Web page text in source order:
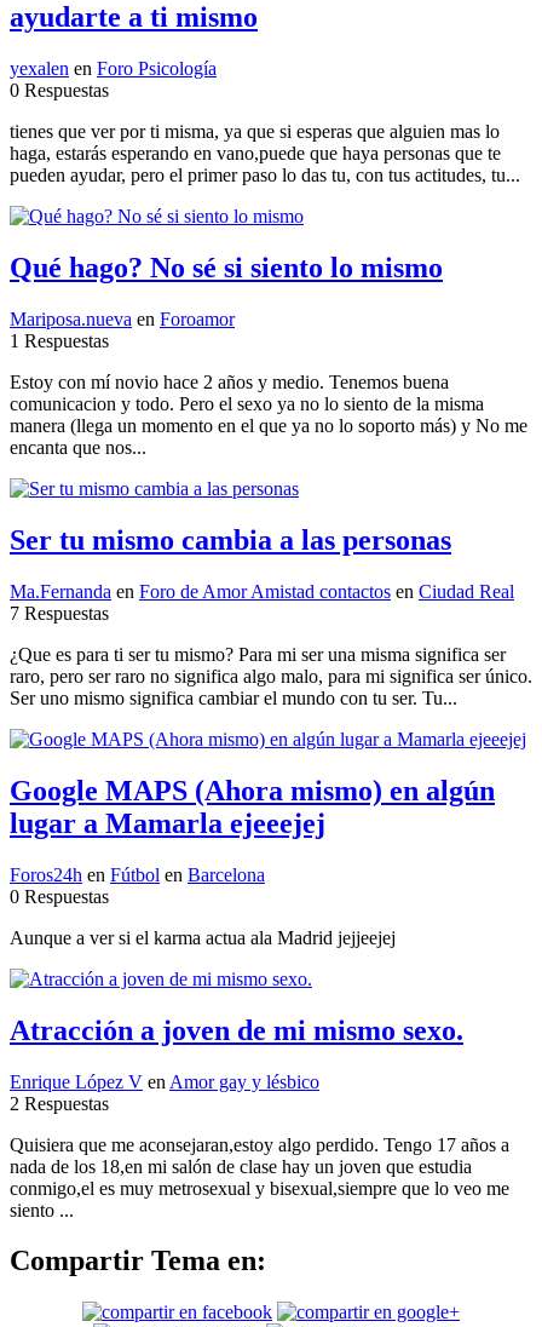
ayudarte a ti mismo
yexalen en Foro Psicología
0 Respuestas
tienes que ver por ti misma, ya que si esperas que alguien mas lo
haga, estarás esperando en vano,puede que haya personas que te
pueden ayudar, pero el primer paso lo das tu, con tus actitudes, tu...
Qué hago? No sé si siento lo mismo
Mariposa.nueva en Foroamor
1 Respuestas
Estoy con mí novio hace 2 años y medio. Tenemos buena
comunicacion y todo. Pero el sexo ya no lo siento de la misma
manera (llega un momento en el que ya no lo soporto más) y No me
encanta que nos...
Ser tu mismo cambia a las personas
Ma.Fernanda en Foro de Amor Amistad contactos en Ciudad Real
7 Respuestas
¿Que es para ti ser tu mismo? Para mi ser una misma significa ser
raro, pero ser raro no significa algo malo, para mi significa ser único.
Ser uno mismo significa cambiar el mundo con tu ser. Tu...
Google MAPS (Ahora mismo) en algún
lugar a Mamarla ejeeejej
Foros24h en Fútbol en Barcelona
0 Respuestas
Aunque a ver si el karma actua ala Madrid jejjeejej
Atracción a joven de mi mismo sexo.
Enrique López V en Amor gay y lésbico
2 Respuestas
Quisiera que me aconsejaran,estoy algo perdido. Tengo 17 años a
nada de los 18,en mi salón de clase hay un joven que estudia
conmigo,el es muy metrosexual y bisexual,siempre que lo veo me
siento ...
Compartir Tema en: